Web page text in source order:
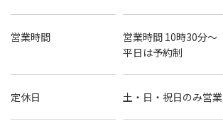
営業時間
営業時間 10時30分〜
平日は予約制
定休日 土・日・祝日のみ営業